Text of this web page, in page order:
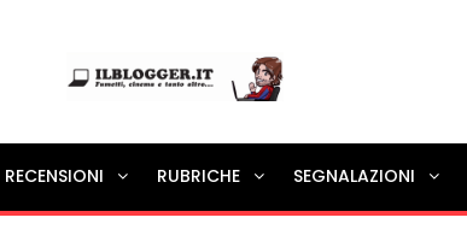
Ilblogger.it
Il portalino di blog |
RECENSIONI RUBRICHE SEGNALAZIONI